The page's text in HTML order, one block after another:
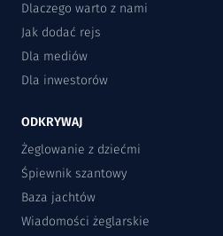
Dlaczego warto z nami
Jak dodać rejs
Dla mediów
Dla inwestorów
ODKRYWAJ
Żeglowanie z dziećmi
Śpiewnik szantowy
Baza jachtów
Wiadomości żeglarskie